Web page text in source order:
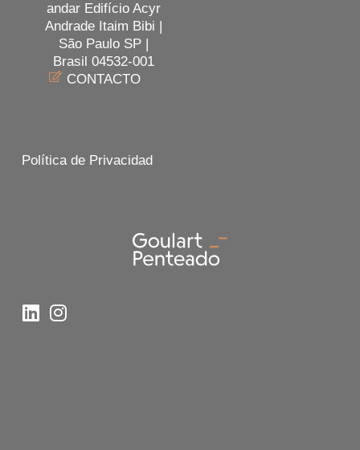
andar Edifício Acyr
Andrade Itaim Bibi |
São Paulo SP |
Brasil 04532-001
CONTACTO
Política de Privacidad